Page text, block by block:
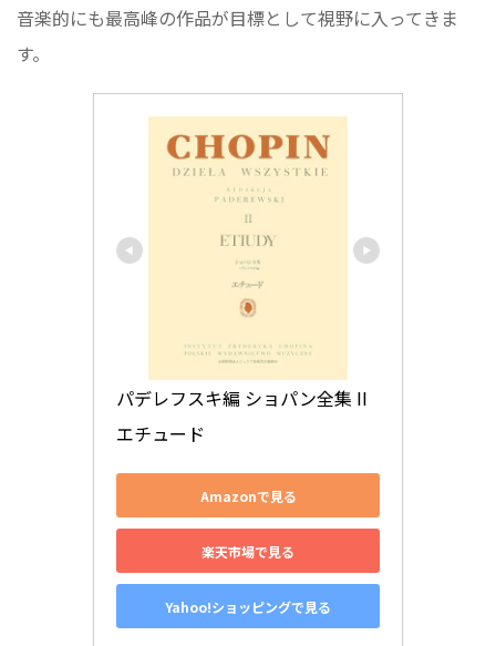
音楽的にも最高峰の作品が目標として視野に入ってきま
す。
パデレフスキ編 ショパン全集 II
エチュード
Amazonで見る
楽天市場で見る
Yahoo!ショッピングで見る